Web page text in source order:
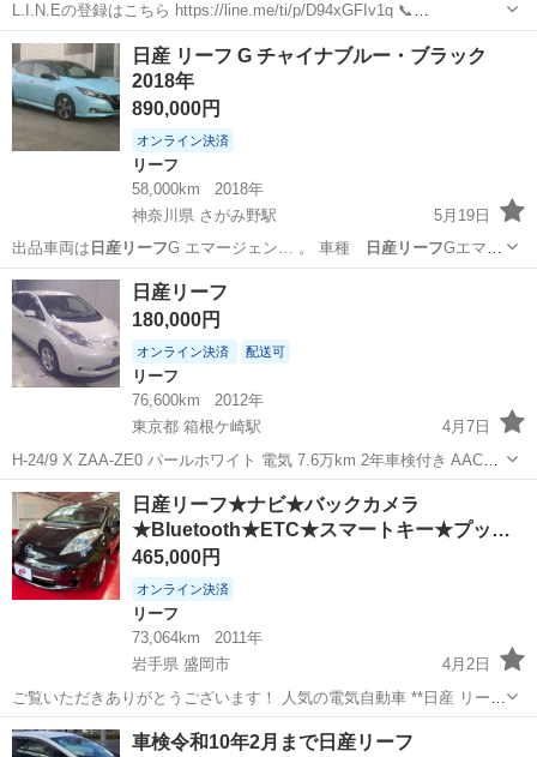
L.I.N.Eの登録はこちら https://line.me/ti/p/D94xGFIv1q 📞
080.5374.2000 気軽にお問い合わせ下さい ＊値引き交渉は一切受けま
せん。 [車両情報] ・車名 日産...
埼玉 さいたま市 リーフ 日産リーフ
日産 リーフ G チャイナブルー・ブラック
2018年
890,000円
オンライン決済
リーフ
58,000km
2018年
神奈川県 さがみ野駅
5月19日
出品車両は 日産リーフ G エマージェン… 。 車種 日産リーフGエマー
ジェンシ…
神奈川 綾瀬市 さがみ野駅
日産リーフ
180,000円
オンライン決済 配送可
リーフ
76,600km
2012年
東京都 箱根ケ崎駅
4月7日
H-24/9 X ZAA-ZE0 パールホワイト 電気 7.6万km 2年車検付き AAC
FAT PS, PW, ABS, AB, AW ETC
東京 西多摩郡 箱根ケ崎駅 リーフ 日産リーフ
日産リーフ★ナビ★バックカメラ
★Bluetooth★ETC★スマートキー★プッ…
465,000円
オンライン決済
リーフ
73,064km
2011年
岩手県 盛岡市
4月2日
ご覧いただきありがとうございます！ 人気の電気自動車 **日産 リーフ
（平成23年11月式）**入庫しました！ EVならではの静かな走行と、ガ
ソリン不要で経済的な1台です。 通勤や普段使いにもおすすめのお車
岩手 盛岡市 リーフ 日産リーフ
車検令和10年2月まで日産リーフ